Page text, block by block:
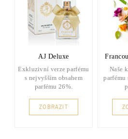
AJ Deluxe
Exkluzivní verze parfému
s nejvyšším obsahem
parfému 26%.
ZOBRAZIT
Naše
parfému